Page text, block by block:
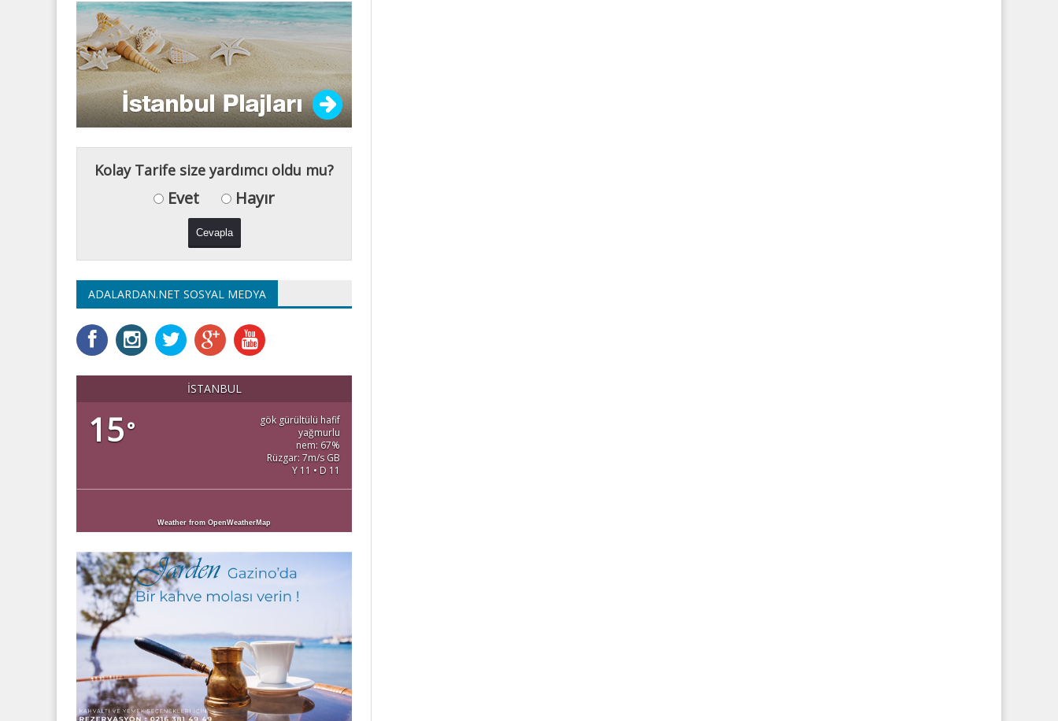
Kolay Tarife size yardımcı oldu mu?
Evet Hayır
ADALARDAN.NET SOSYAL MEDYA
İSTANBUL
15°
gök gürültülü hafif
yağmurlu
nem: 67%
Rüzgar: 7m/s GB
Y 11 • D 11
Weather from OpenWeatherMap